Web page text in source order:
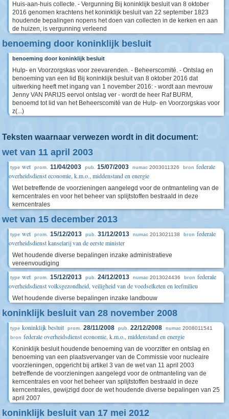
Huis-aan-huis collecte. - Vergunning Bij koninklijk besluit van 8 oktober
2016 genomen krachtens het koninklijk besluit van 22 september 1823
houdende bepalingen nopens het doen van collecten in de kerken en aan
de huizen, is vergunning verleend
benoeming door koninklijk besluit
benoeming door koninklijk besluit
Hulp- en Voorzorgskas voor zeevarenden. - Beheerscomité. - Ontslag en
benoeming van een lid Bij koninklijk besluit van 8 oktober 2016 dat
uitwerking heeft met ingang van 1 november 2016: - wordt aan mevrouw
Jenny VAN PARIJS eervol ontslag ver - wordt de heer Raf BURM,
benoemd tot lid van het Beheerscomité van de Hulp- en Voorzorgskas voor
z(...)
Teksten waarnaar verwezen wordt in dit document:
wet van 11 april 2003
type wet prom. 11/04/2003 pub. 15/07/2003 numac 2003011326 bron federale
overheidsdienst economie, k.m.o., middenstand en energie
Wet betreffende de voorzieningen aangelegd voor de ontmanteling van de
kerncentrales en voor het beheer van splijtstoffen bestraald in deze
kerncentrales
wet van 15 december 2013
type wet prom. 15/12/2013 pub. 31/12/2013 numac 2013021138 bron federale
overheidsdienst kanselarij van de eerste minister
Wet houdende diverse bepalingen inzake administratieve
vereenvoudiging
type wet prom. 15/12/2013 pub. 24/12/2013 numac 2013024436 bron federale
overheidsdienst volksgezondheid, veiligheid van de voedselketen en leefmilieu
Wet houdende diverse bepalingen inzake landbouw
koninklijk besluit van 28 november 2008
type koninklijk besluit prom. 28/11/2008 pub. 22/12/2008 numac 2008011541
bron federale overheidsdienst economie, k.m.o., middenstand en energie
Koninklijk besluit houdende benoeming van de voorzitter en ontslag en
benoeming van een plaatsvervanger van de Commissie voor nucleaire
voorzieningen, opgericht bij artikel 3 van de wet van 11 april 2003
betreffende de voorzieningen aangelegd voor de ontmanteling van de
kerncentrales en voor het beheer van splijtstoffen bestraald in deze
kerncentrales, gewijzigd door de wet houdende diverse bepalingen van 25
april 2007
koninklijk besluit van 17 mei 2012